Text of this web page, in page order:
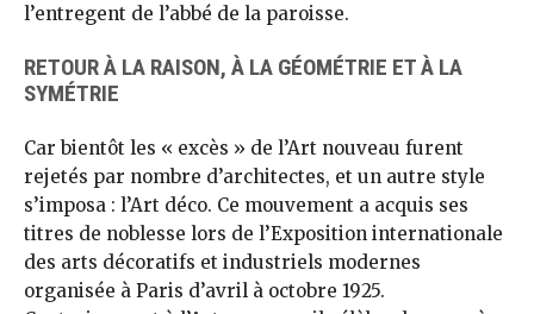
l’entregent de l’abbé de la paroisse.
RETOUR À LA RAISON, À LA GÉOMÉTRIE ET À LA
SYMÉTRIE
Car bientôt les « excès » de l’Art nouveau furent
rejetés par nombre d’architectes, et un autre style
s’imposa : l’Art déco. Ce mouvement a acquis ses
titres de noblesse lors de l’Exposition internationale
des arts décoratifs et industriels modernes
organisée à Paris d’avril à octobre 1925.